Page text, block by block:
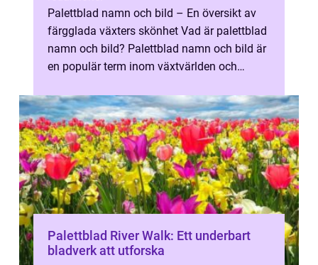
Palettblad namn och bild – En översikt av
färgglada växters skönhet Vad är palettblad
namn och bild? Palettblad namn och bild är
en populär term inom växtvärlden och
Palettblad River Walk: Ett underbart
bladverk att utforska